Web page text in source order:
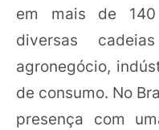
em mais de
diversas
agronegócio,
de consumo. No
presença com